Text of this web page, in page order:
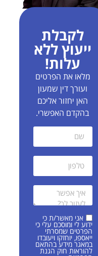
לקבלת
ייעוץ ללא
עלות!
מלאו את הפרטים
ועורך דין שמעון
האן יחזור אליכם
בהקדם האפשרי.
אני מאשר/ת כי
ידוע לי ומוסכם עלי כי
הפרטים שמסרתי
ייאספו, יוחזקו ויעובדו
במאגר מידע בהתאם
להוראות חוק הגנת